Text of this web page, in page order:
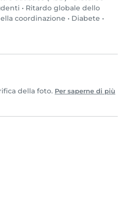
• Ritardo globale dello
coordinazione • Diabete •
della foto. Per saperne di più